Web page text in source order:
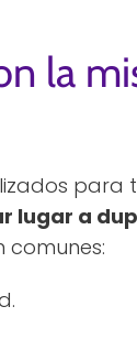
la
para
lugar a
comunes: